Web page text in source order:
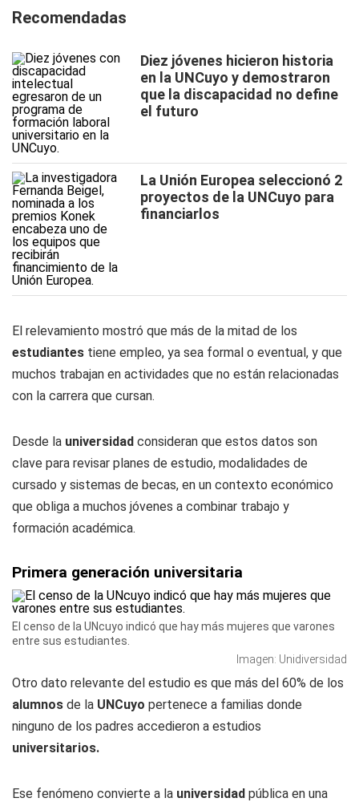
Recomendadas
Diez jóvenes hicieron historia
en la UNCuyo y demostraron
que la discapacidad no define
el futuro
La Unión Europea seleccionó 2
proyectos de la UNCuyo para
financiarlos
El relevamiento mostró que más de la mitad de los
estudiantes tiene empleo, ya sea formal o eventual, y que
muchos trabajan en actividades que no están relacionadas
con la carrera que cursan.
Desde la universidad consideran que estos datos son
clave para revisar planes de estudio, modalidades de
cursado y sistemas de becas, en un contexto económico
que obliga a muchos jóvenes a combinar trabajo y
formación académica.
Primera generación universitaria
El censo de la UNcuyo indicó que hay más mujeres que varones
entre sus estudiantes.
Imagen: Unidiversidad
Otro dato relevante del estudio es que más del 60% de los
alumnos de la UNCuyo pertenece a familias donde
ninguno de los padres accedieron a estudios
universitarios.
Ese fenómeno convierte a la universidad pública en una